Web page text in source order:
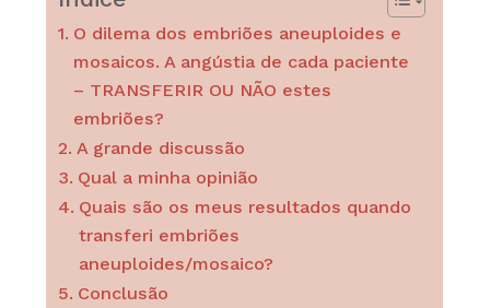
O dilema dos embriões aneuploides e
mosaicos. A angústia de cada paciente
– TRANSFERIR OU NÃO estes
embriões?
A grande discussão
Qual a minha opinião
Quais são os meus resultados quando
transferi embriões
aneuploides/mosaico?
Conclusão